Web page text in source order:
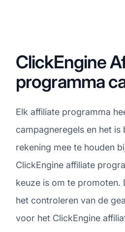
ClickEngine
programma
Elk affiliate programma
campagneregels en het is
rekening mee te houden
ClickEngine affiliate
keuze is om te promoten.
het controleren van de
voor het ClickEngine